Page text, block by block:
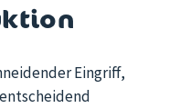
Eingriff,